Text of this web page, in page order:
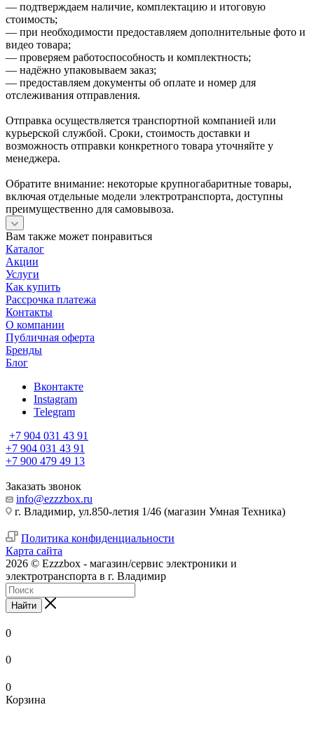
— подтверждаем наличие, комплектацию и итоговую
стоимость;
— при необходимости предоставляем дополнительные фото и
видео товара;
— проверяем работоспособность и комплектность;
— надёжно упаковываем заказ;
— предоставляем документы об оплате и номер для
отслеживания отправления.
Отправка осуществляется транспортной компанией или
курьерской службой. Сроки, стоимость доставки и
возможность отправки конкретного товара уточняйте у
менеджера.
Обратите внимание: некоторые крупногабаритные товары,
включая отдельные модели электротранспорта, доступны
преимущественно для самовывоза.
Вам также может понравиться
Каталог
Акции
Услуги
Как купить
Рассрочка платежа
Контакты
О компании
Публичная оферта
Бренды
Блог
Вконтакте
Instagram
Telegram
+7 904 031 43 91
+7 904 031 43 91
+7 900 479 49 13
Заказать звонок
info@ezzzbox.ru
г. Владимир, ул.850-летия 1/46 (магазин Умная Техника)
Политика конфиденциальности
Карта сайта
2026 © Ezzzbox - магазин/сервис электроники и
электротранспорта в г. Владимир
Найти
0
0
0
Корзина